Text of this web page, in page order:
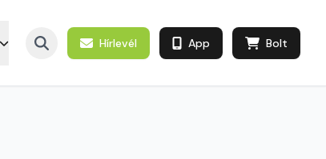
Hírlevél App Bolt